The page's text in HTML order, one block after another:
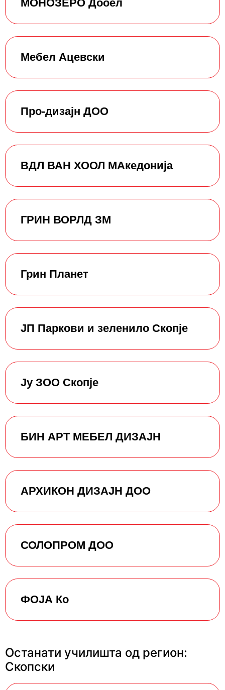
МОНОЗЕРО Дооел
Мебел Ацевски
Про-дизајн ДОО
ВДЛ ВАН ХООЛ МАкедонија
ГРИН ВОРЛД ЗМ
Грин Планет
ЈП Паркови и зеленило Скопје
Ју ЗОО Скопје
БИН АРТ МЕБЕЛ ДИЗАЈН
АРХИКОН ДИЗАЈН ДОО
СОЛОПРОМ ДОО
ФОЈА Ко
Останати училишта од регион:
Скопски